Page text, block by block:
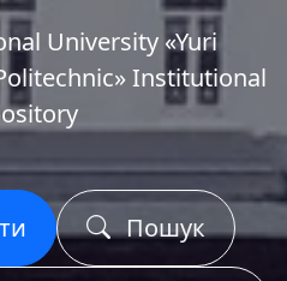
University «Yuri
Institutional
Пошук